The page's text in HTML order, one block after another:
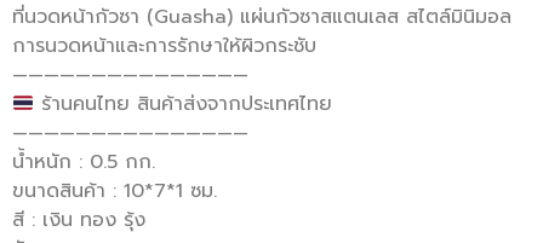
ที่นวดหน้ากัวซา (Guasha) แผ่นกัวซาสแตนเลส สไตล์มินิมอล
การนวดหน้าและการรักษาให้ผิวกระชับ
———————————————
ร้านคนไทย สินค้าส่งจากประเทศไทย
———————————————
น้ำหนัก : 0.5 กก.
ขนาดสินค้า : 10*7*1 ซม.
สี : เงิน ทอง รุ้ง